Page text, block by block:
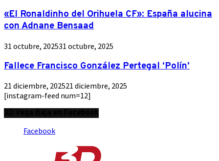
«El Ronaldinho del Orihuela CF»: España alucina
con Adnane Bensaad
31 octubre, 202531 octubre, 2025
Fallece Francisco González Pertegal ‘Polín’
21 diciembre, 202521 diciembre, 2025
[instagram-feed num=12]
Facebook